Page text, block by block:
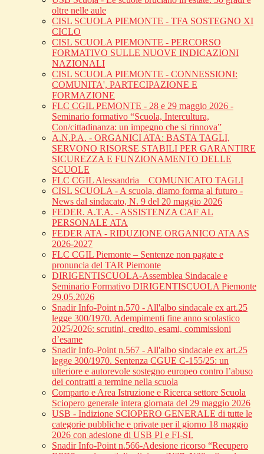
oltre nelle aule
CISL SCUOLA PIEMONTE - TFA SOSTEGNO XI
CICLO
CISL SCUOLA PIEMONTE - PERCORSO
FORMATIVO SULLE NUOVE INDICAZIONI
NAZIONALI
CISL SCUOLA PIEMONTE - CONNESSIONI:
COMUNITA', PARTECIPAZIONE E
FORMAZIONE
FLC CGIL PEMONTE - 28 e 29 maggio 2026 -
Seminario formativo “Scuola, Intercultura,
Con/cittadinanza: un impegno che si rinnova”
A.N.P.A. - ORGANICI ATA: BASTA TAGLI,
SERVONO RISORSE STABILI PER GARANTIRE
SICUREZZA E FUNZIONAMENTO DELLE
SCUOLE
FLC CGIL Alessandria _ COMUNICATO TAGLI
CISL SCUOLA - A scuola, diamo forma al futuro -
News dal sindacato, N. 9 del 20 maggio 2026
FEDER. A.T.A. - ASSISTENZA CAF AL
PERSONALE ATA
FEDER ATA - RIDUZIONE ORGANICO ATA AS
2026-2027
FLC CGIL Piemonte – Sentenze non pagate e
pronuncia del TAR Piemonte
DIRIGENTISCUOLA-Assemblea Sindacale e
Seminario Formativo DIRIGENTISCUOLA Piemonte
29.05.2026
Snadir Info-Point n.570 - All'albo sindacale ex art.25
legge 300/1970. Adempimenti fine anno scolastico
2025/2026: scrutini, credito, esami, commissioni
d’esame
Snadir Info-Point n.567 - All'albo sindacale ex art.25
legge 300/1970. Sentenza CGUE C‑155/25: un
ulteriore e autorevole sostegno europeo contro l’abuso
dei contratti a termine nella scuola
Comparto e Area Istruzione e Ricerca settore Scuola
Sciopero generale intera giornata del 29 maggio 2026
USB - Indizione SCIOPERO GENERALE di tutte le
categorie pubbliche e private per il giorno 18 maggio
2026 con adesione di USB PI e FI-SI.
Snadir Info-Point n.566-Adesione ricorso “Recupero